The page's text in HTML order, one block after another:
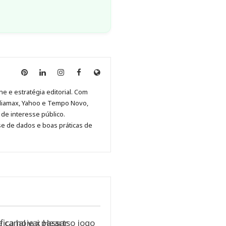
Anny
no
Pinterest
Anny
no
LinkedIn
Anny
no
Instagram
Anny
no
Facebook
Site
e estratégia editorial. Com
Yahoo e Tempo Novo,
interesse público.
de dados e boas práticas de